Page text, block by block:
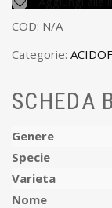
COD: N/A
Categorie:
SCHEDA
Genere
Specie
Varieta
Nome